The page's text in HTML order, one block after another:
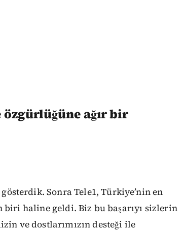
özgürlüğüne ağır bir
Sonra Tele1, Türkiye’nin en
haline geldi. Biz bu başarıyı sizlerin
ve dostlarımızın desteği ile